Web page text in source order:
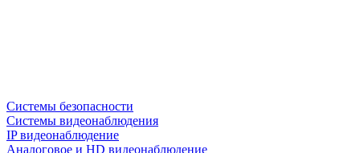
Системы безопасности
Системы видеонаблюдения
IP видеонаблюдение
Аналоговое и HD видеонаблюдение